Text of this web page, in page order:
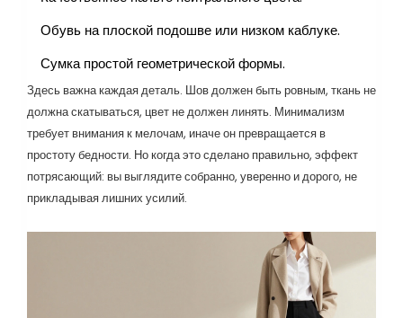
Обувь на плоской подошве или низком каблуке.
Сумка простой геометрической формы.
Здесь важна каждая деталь. Шов должен быть ровным, ткань не
должна скатываться, цвет не должен линять. Минимализм
требует внимания к мелочам, иначе он превращается в
простоту бедности. Но когда это сделано правильно, эффект
потрясающий: вы выглядите собранно, уверенно и дорого, не
прикладывая лишних усилий.